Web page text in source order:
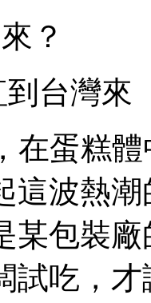
？
台灣來
蛋糕體
這波熱
某包裝
試吃，